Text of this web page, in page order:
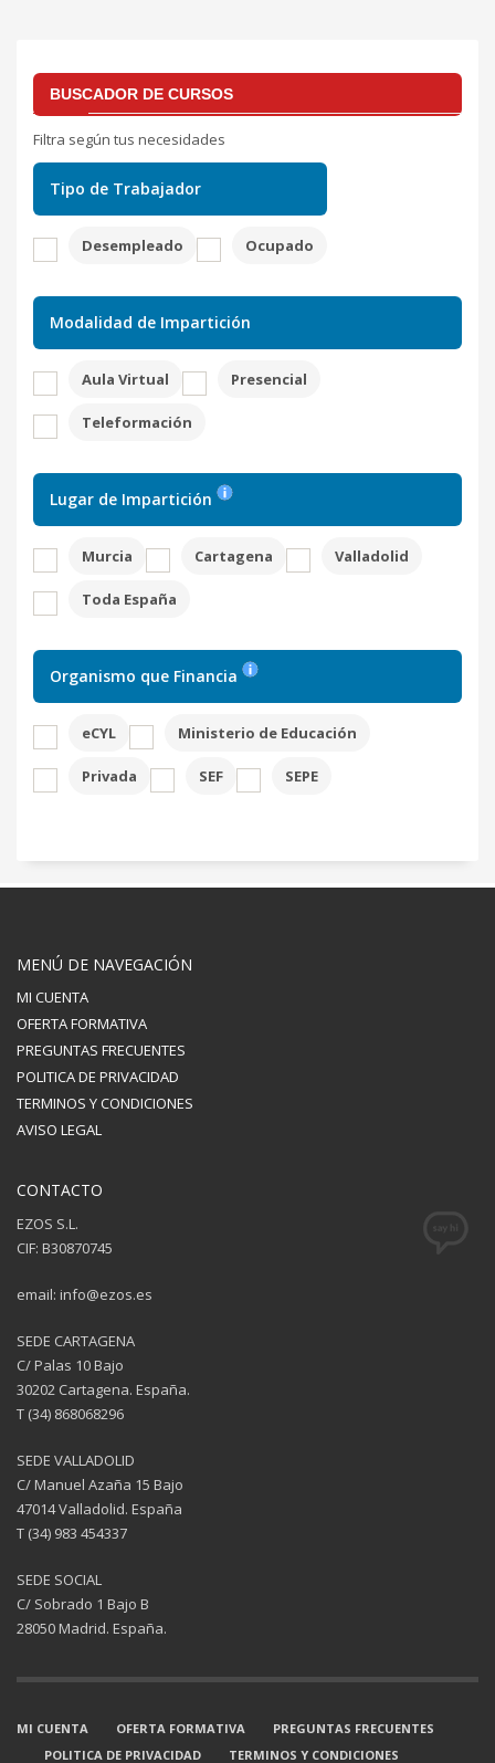
BUSCADOR DE CURSOS
Filtra según tus necesidades
Tipo de Trabajador
Desempleado Ocupado
Modalidad de Impartición
Aula Virtual Presencial
Teleformación
Lugar de Impartición
Murcia Cartagena Valladolid
Toda España
Organismo que Financia
eCYL Ministerio de Educación
Privada SEF SEPE
MENÚ DE NAVEGACIÓN
MI CUENTA
OFERTA FORMATIVA
PREGUNTAS FRECUENTES
POLITICA DE PRIVACIDAD
TERMINOS Y CONDICIONES
AVISO LEGAL
CONTACTO
EZOS S.L.
CIF: B30870745
email: info@ezos.es
SEDE CARTAGENA
C/ Palas 10 Bajo
30202 Cartagena. España.
T (34) 868068296
SEDE VALLADOLID
C/ Manuel Azaña 15 Bajo
47014 Valladolid. España
T (34) 983 454337
SEDE SOCIAL
C/ Sobrado 1 Bajo B
28050 Madrid. España.
MI CUENTA OFERTA FORMATIVA
PREGUNTAS FRECUENTES
POLITICA DE PRIVACIDAD
TERMINOS Y CONDICIONES